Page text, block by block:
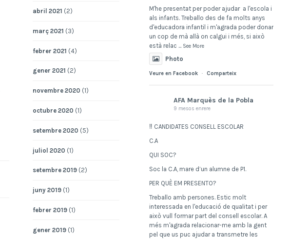
abril 2021 (2)
març 2021 (3)
febrer 2021 (4)
gener 2021 (2)
novembre 2020 (1)
octubre 2020 (1)
setembre 2020 (5)
juliol 2020 (1)
setembre 2019(2)
juny 2019(1)
febrer 2019(1)
gener 2019(1)
M'he presentat per poder ajudar a l'escola i
als infants. Treballo des de fa molts anys
d'educadora infantil i m'agrada poder donar
un cop de mà allà on calgui i més, si això
està relac ... See More
Photo
Veure en Facebook · Comparteix
AFA Marquès de la Pobla
9 mesos enrere
‼️ CANDIDATES CONSELL ESCOLAR
C.A
QUI SOC?
Soc la C.A, mare d’un alumne de P1.
PER QUÈ EM PRESENTO?
Treballo amb persones. Estic molt
interessada en l'educació de qualitat i per
això vull formar part del consell escolar. A
més m'agrada relacionar-me amb la gent
pel que us puc ajudar a transmetre les